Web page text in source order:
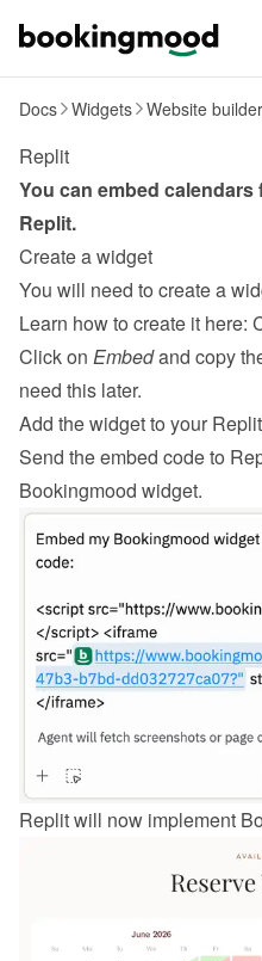
Docs Widgets Website
Replit
Replit.
Create a widget
You will need to create a
Learn how to create it here:
Click on Embed and copy
need this later.
Add the widget to your
Send the embed code to
Bookingmood widget.
Replit will now implement